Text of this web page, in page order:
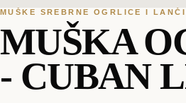
MUŠKE SREBRNE OGRLICE I
MUŠKA
- CUBAN